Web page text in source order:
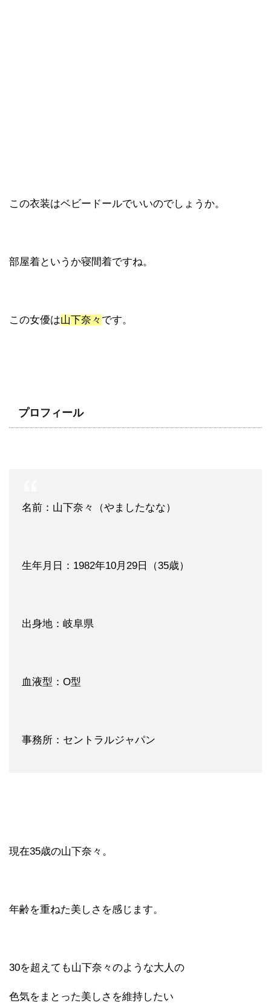
この衣装はベビードールでいいのでしょうか。
部屋着というか寝間着ですね。
この女優は山下奈々 です。
プロフィール
名前：山下奈々（やましたなな）
生年月日：1982年10月29日（35歳）
出身地：岐阜県
血液型：O型
事務所：セントラルジャパン
現在35歳の山下奈々。
年齢を重ねた美しさを感じます。
30を超えても山下奈々のような大人の
色気をまとった美しさを維持したい